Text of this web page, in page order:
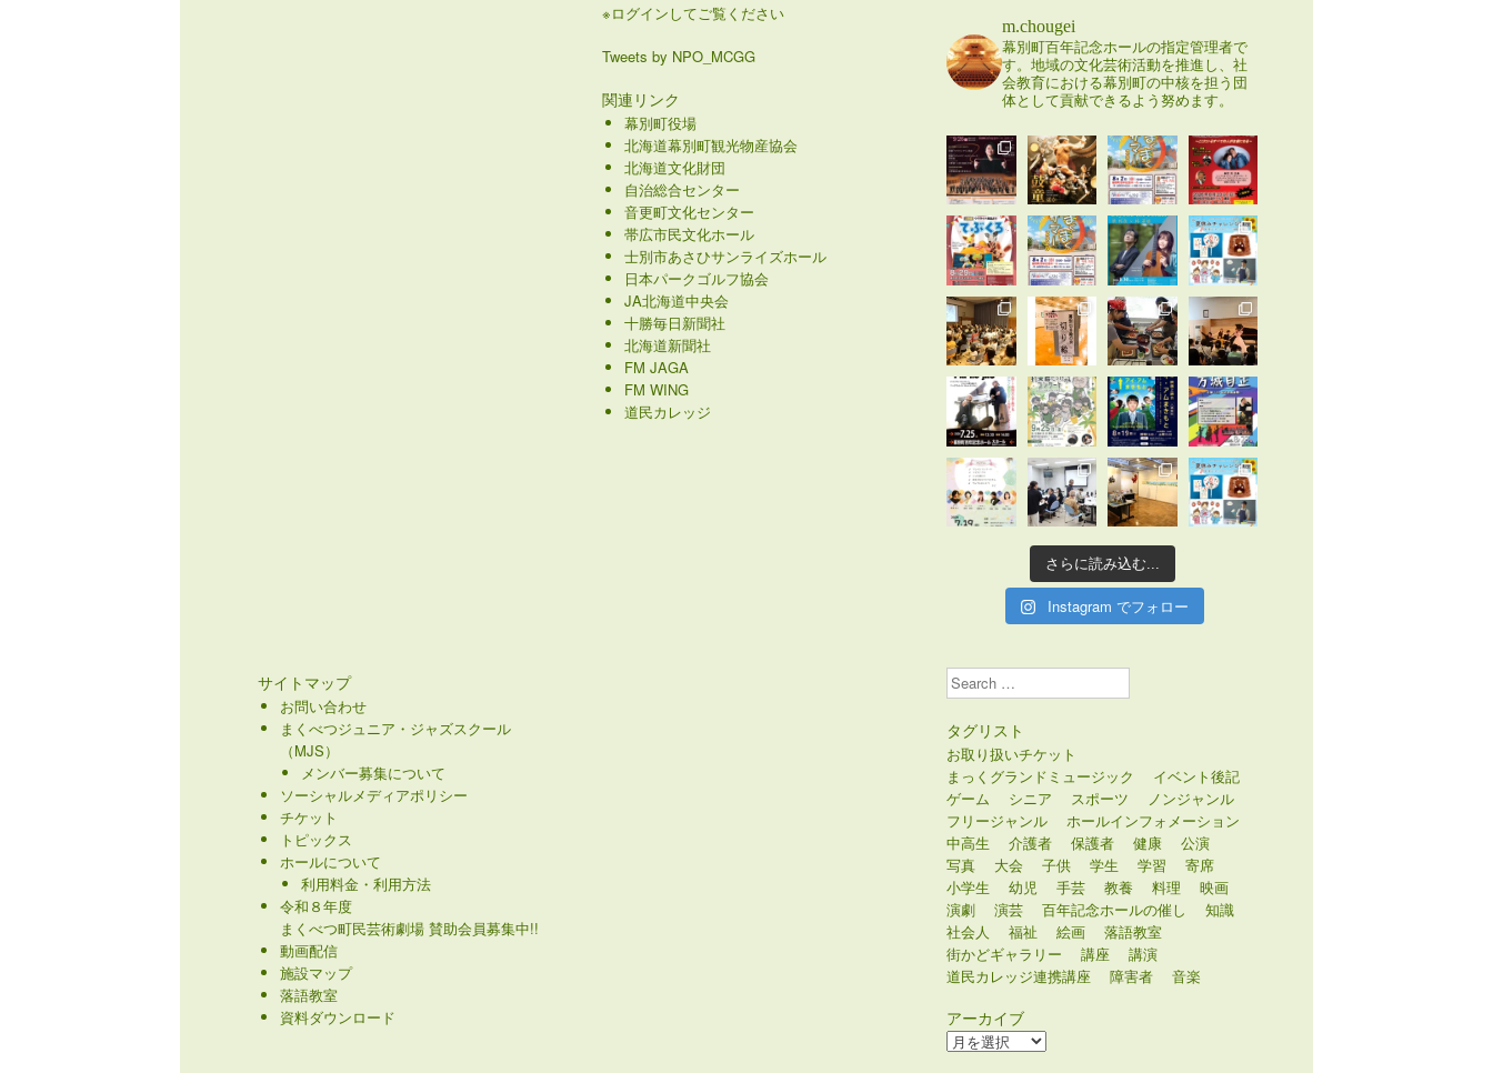
サイトマップ
お問い合わせ
まくべつジュニア・ジャズスクール
（MJS）
メンバー募集について
ソーシャルメディアポリシー
チケット
トピックス
ホールについて
利用料金・利用方法
令和８年度
まくべつ町民芸術劇場 賛助会員募集中!!
動画配信
施設マップ
落語教室
資料ダウンロード
※ログインしてご覧ください
Tweets by NPO_MCGG
関連リンク
幕別町役場
北海道幕別町観光物産協会
北海道文化財団
自治総合センター
音更町文化センター
帯広市民文化ホール
士別市あさひサンライズホール
日本パークゴルフ協会
JA北海道中央会
十勝毎日新聞社
北海道新聞社
FM JAGA
FM WING
道民カレッジ
m.chougei
幕別町百年記念ホールの指定管理者で
す。地域の文化芸術活動を推進し、社
会教育における幕別町の中核を担う団
体として貢献できるよう努めます。
さらに読み込む...
Instagram でフォロー
Search
タグリスト
お取り扱いチケット
まっくグランドミュージック
イベント後記
ゲーム
シニア スポーツ
ノンジャンル
フリージャンル
ホールインフォメーション
中高生
介護者 保護者 健康
公演
写真
大会 子供 学生 学習
寄席
小学生
幼児 手芸 教養 料理
映画
演劇
演芸 百年記念ホールの催し
知識
社会人
福祉 絵画
落語教室
街かどギャラリー
講座
講演
道民カレッジ連携講座
障害者 音楽
アーカイブ
ア